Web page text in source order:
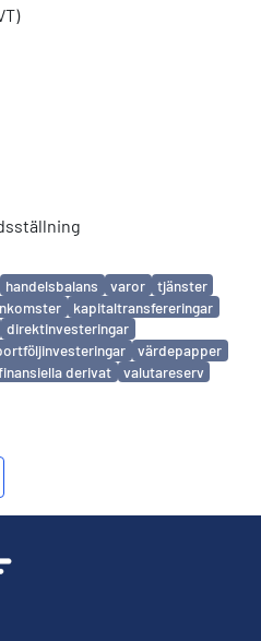
handelsbalans varor
tjänster
kapitaltransfereringar
direktinvesteringar
värdepapper
derivat
valutareserv